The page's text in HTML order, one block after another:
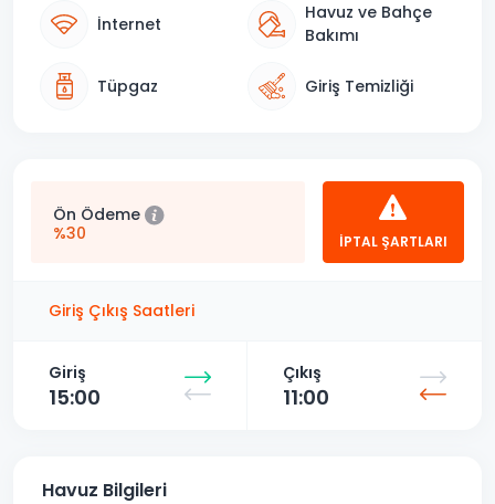
İnternet
Havuz ve Bahçe
Bakımı
Tüpgaz Giriş Temizliği
Ön Ödeme
%30
İPTAL ŞARTLARI
Giriş Çıkış Saatleri
Giriş
15:00
Çıkış
11:00
Havuz Bilgileri